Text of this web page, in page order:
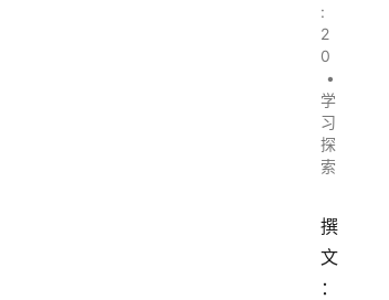
:
2
0
•
学
习
探
索
撰
文
：